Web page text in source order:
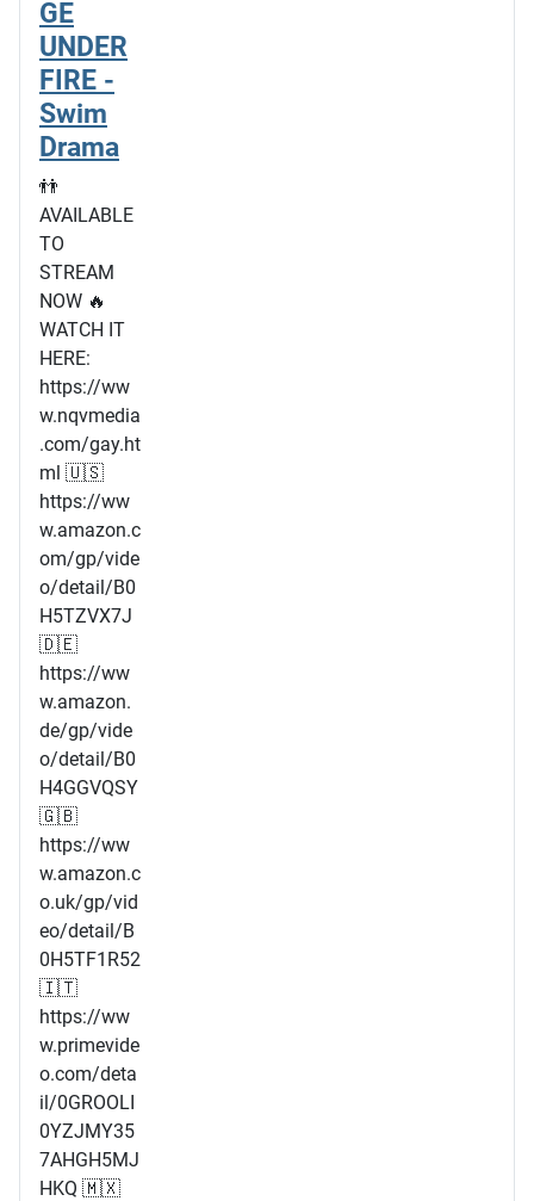
GE
UNDER
FIRE -
Swim
Drama
👬
AVAILABLE
TO
STREAM
NOW 🔥
WATCH IT
HERE:
https://ww
w.nqvmedia
.com/gay.ht
ml 🇺🇸
https://ww
w.amazon.c
om/gp/vide
o/detail/B0
H5TZVX7J
🇩🇪
https://ww
w.amazon.
de/gp/vide
o/detail/B0
H4GGVQSY
🇬🇧
https://ww
w.amazon.c
o.uk/gp/vid
eo/detail/B
0H5TF1R52
🇮🇹
https://ww
w.primevide
o.com/deta
il/0GROOLI
0YZJMY35
7AHGH5MJ
HKQ 🇲🇽